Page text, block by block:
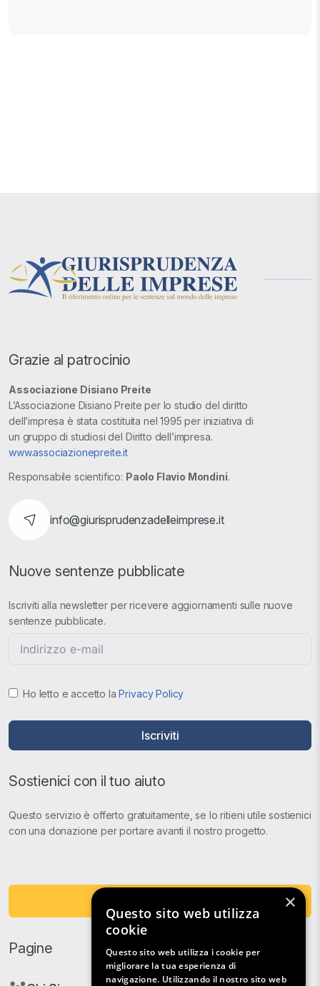
Grazie al patrocinio
Associazione Disiano Preite
L’Associazione Disiano Preite per lo studio del diritto
dell’impresa è stata costituita nel 1995 per iniziativa di
un gruppo di studiosi del Diritto dell’impresa.
www.associazionepreite.it
Responsabile scientifico: Paolo Flavio Mondini.
info@giurisprudenzadelleimprese.it
Nuove sentenze pubblicate
Iscriviti alla newsletter per ricevere aggiornamenti sulle nuove
sentenze pubblicate.
Ho letto e accetto laPrivacy Policy
Iscriviti
Sostienici con il tuo aiuto
Questo servizio è offerto gratuitamente, se lo ritieni utile sostienici
con una donazione per portare avanti il nostro progetto.
Pagine
×
Questo sito web utilizza
cookie
Questo sito web utilizza i cookie per
migliorare la tua esperienza di
navigazione. Utilizzando il nostro sito web